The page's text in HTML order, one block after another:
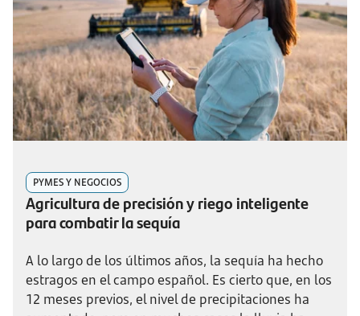
PYMES Y NEGOCIOS
Agricultura de precisión y riego inteligente
para combatir la sequía
A lo largo de los últimos años, la sequía ha hecho
estragos en el campo español. Es cierto que, en los
12 meses previos, el nivel de precipitaciones ha